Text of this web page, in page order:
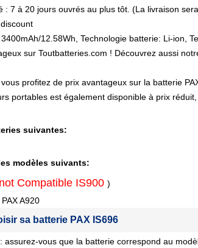
: 7 à 20 jours ouvrés au plus tôt. (La livraison
12.58Wh, Technologie batterie: Li-ion,
sur Toutbatteries.com ! Découvrez aussi
profitez de prix avantageux sur la batterie
portables est également disponible à prix
suivantes:
modèles suivants:
not Compatible IS900 )
A920
sa batterie PAX IS696
assurez-vous que la batterie correspond au